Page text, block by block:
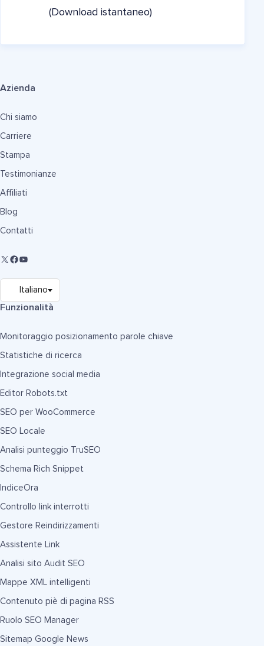
(Download istantaneo)
Azienda
Chi siamo
Carriere
Stampa
Testimonianze
Affiliati
Blog
Contatti
Funzionalità
Monitoraggio posizionamento parole chiave
Statistiche di ricerca
Integrazione social media
Editor Robots.txt
SEO per WooCommerce
SEO Locale
Analisi punteggio TruSEO
Schema Rich Snippet
IndiceOra
Controllo link interrotti
Gestore Reindirizzamenti
Assistente Link
Analisi sito Audit SEO
Mappe XML intelligenti
Contenuto piè di pagina RSS
Ruolo SEO Manager
Sitemap Google News